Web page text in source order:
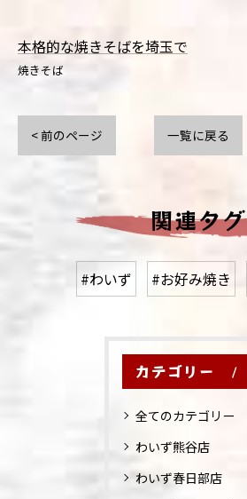
本格的な焼きそばを埼玉で
焼きそば
< 前のページ 一覧に戻る
関連タグ
#わいず #お好み焼き
カテゴリー
全てのカテゴリー
わいず熊谷店
わいず春日部店